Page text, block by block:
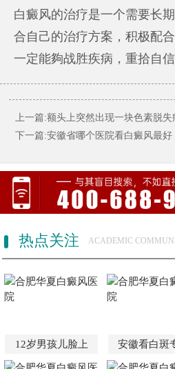
白癜风的治疗是一个需要长
合自己的治疗方案，积极配
一定能夠战胜疾病，重拾自
上一篇:额头上突然出现一块色素脱
下一篇:安徽省哪个医院看白癜风最好
热点关注 ACADEMIC
12岁男孩儿脸上 安徽看白斑